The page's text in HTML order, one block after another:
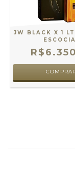
JW BLACK X 1